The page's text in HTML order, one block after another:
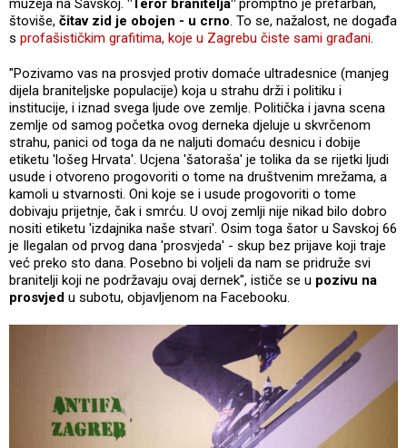
muzeja na Savskoj. "Teror branitelja" promptno je prefarban,
štoviše, čitav zid je obojen - u crno. To se, nažalost, ne događa
s profašističkim grafitima, koje u Zagrebu čiste sami građani.
"Pozivamo vas na prosvjed protiv domaće ultradesnice (manjeg
dijela braniteljske populacije) koja u strahu drži i politiku i
institucije, i iznad svega ljude ove zemlje. Politička i javna scena
zemlje od samog početka ovog derneka djeluje u skvrčenom
strahu, panici od toga da ne naljuti domaću desnicu i dobije
etiketu 'lošeg Hrvata'. Ucjena 'šatoraša' je tolika da se rijetki ljudi
usude i otvoreno progovoriti o tome na društvenim mrežama, a
kamoli u stvarnosti. Oni koje se i usude progovoriti o tome
dobivaju prijetnje, čak i smrću. U ovoj zemlji nije nikad bilo dobro
nositi etiketu 'izdajnika naše stvari'. Osim toga šator u Savskoj 66
je Ilegalan od prvog dana 'prosvjeda' - skup bez prijave koji traje
već preko sto dana. Posebno bi voljeli da nam se pridruže svi
branitelji koji ne podržavaju ovaj dernek", ističe se u pozivu na
prosvjed u subotu, objavljenom na Facebooku.